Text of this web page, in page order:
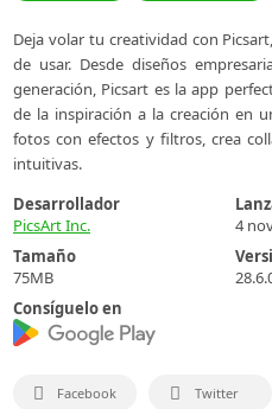
Deja volar tu creatividad con
de usar. Desde diseños
generación, Picsart es la app
de la inspiración a la creación en
fotos con efectos y filtros, crea
intuitivas.
Desarrollador
PicsArt Inc.
4
Tamaño
75MB
Consíguelo en
Facebook Twitter